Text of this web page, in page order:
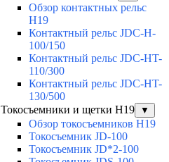
Обзор контактных рельс
H19
Контактный рельс JDC-H-
100/150
Контактный рельс JDC-HT-
110/300
Контактный рельс JDC-HT-
130/500
Токосъемники и щетки H19
▼
Обзор токосъемников H19
Токосъемник JD-100
Токосъемник JD*2-100